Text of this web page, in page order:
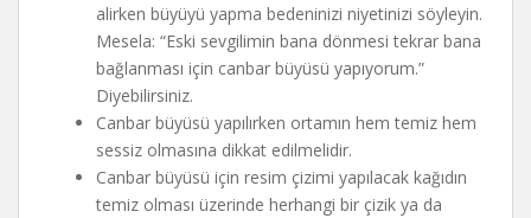
alirken büyüyü yapma bedeninizi niyetinizi söyleyin.
Mesela: “Eski sevgilimin bana dönmesi tekrar bana
bağlanması için canbar büyüsü yapıyorum.”
Diyebilirsiniz.
Canbar büyüsü yapılırken ortamın hem temiz hem
sessiz olmasına dikkat edilmelidir.
Canbar büyüsü için resim çizimi yapılacak kağıdın
temiz olması üzerinde herhangi bir çizik ya da